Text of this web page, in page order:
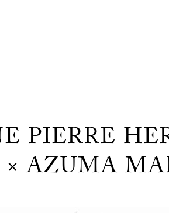
菓子
et gateaux de
ク
他
PIERRE
× AZUMA